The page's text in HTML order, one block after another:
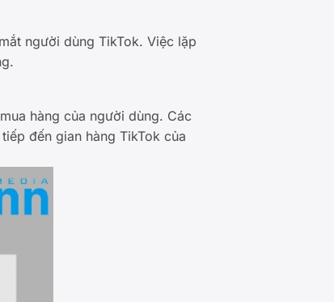
người dùng TikTok. Việc lặp
hàng của người dùng. Các
đến gian hàng TikTok của